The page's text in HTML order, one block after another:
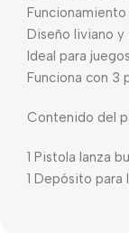
Diseño liviano y
Ideal para
Funciona con 3
Contenido del
1 Pistola lanza
1 Depósito para